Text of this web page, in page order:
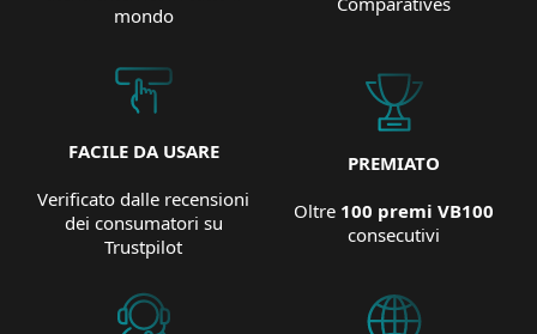
mondo
FACILE DA USARE
Verificato dalle recensioni
dei consumatori su
Trustpilot
PREMIATO
Oltre 100 premi VB100
consecutivi